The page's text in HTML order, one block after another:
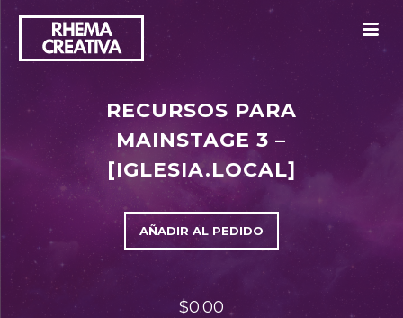
RECURSOS PARA
MAINSTAGE 3 –
[IGLESIA.LOCAL]
AÑADIR AL PEDIDO
$0.00